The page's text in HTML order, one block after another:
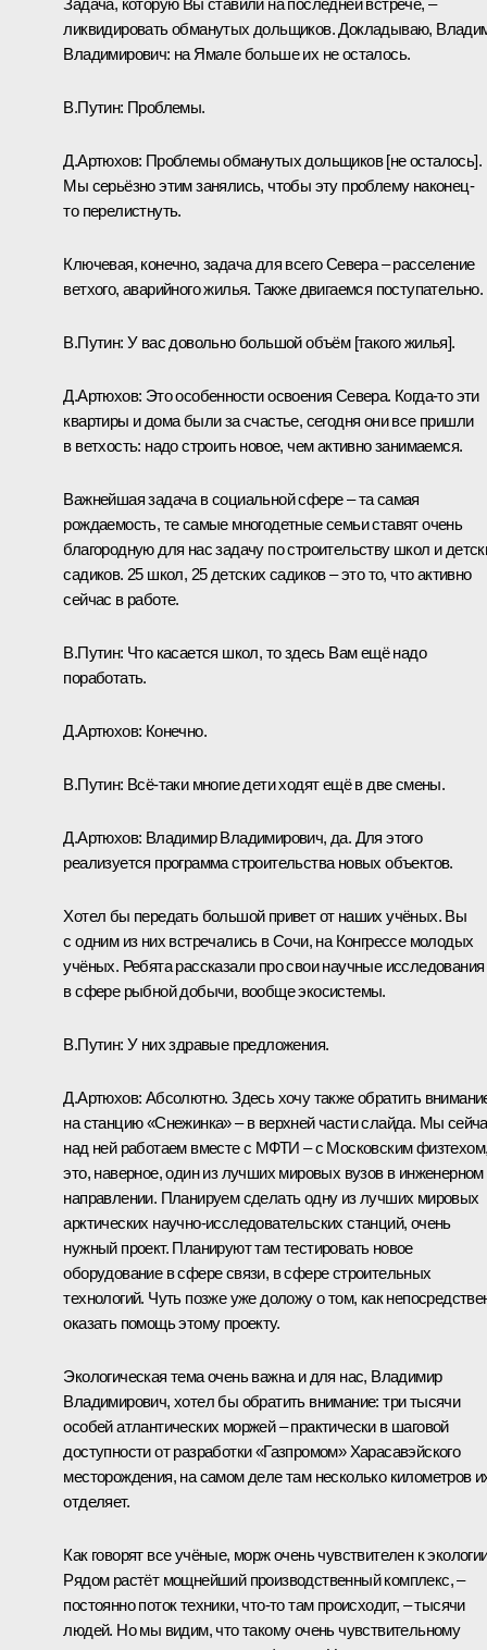
ликвидировать обманутых дольщиков. Докладываю,
Владимирович: на Ямале больше их не осталось.
В.Путин: Проблемы.
Д.Артюхов: Проблемы обманутых дольщиков [не осталось].
Мы серьёзно этим занялись, чтобы эту проблему наконец-
то перелистнуть.
Ключевая, конечно, задача для всего Севера – расселение
ветхого, аварийного жилья. Также двигаемся поступательно.
В.Путин: У вас довольно большой объём [такого жилья].
Д.Артюхов: Это особенности освоения Севера. Когда-то эти
квартиры и дома были за счастье, сегодня они все пришли
в ветхость: надо строить новое, чем активно занимаемся.
Важнейшая задача в социальной сфере – та самая
рождаемость, те самые многодетные семьи ставят очень
благородную для нас задачу по строительству школ и
садиков. 25 школ, 25 детских садиков – это то, что активно
сейчас в работе.
В.Путин: Что касается школ, то здесь Вам ещё надо
поработать.
Д.Артюхов: Конечно.
В.Путин: Всё-таки многие дети ходят ещё в две смены.
Д.Артюхов: Владимир Владимирович, да. Для этого
реализуется программа строительства новых объектов.
Хотел бы передать большой привет от наших учёных. Вы
с одним из них встречались в Сочи, на Конгрессе молодых
учёных. Ребята рассказали про свои научные исследования
в сфере рыбной добычи, вообще экосистемы.
В.Путин: У них здравые предложения.
Д.Артюхов: Абсолютно. Здесь хочу также обратить
на станцию «Снежинка» – в верхней части слайда. Мы
над ней работаем вместе с МФТИ – с Московским
это, наверное, один из лучших мировых вузов в инженерном
направлении. Планируем сделать одну из лучших мировых
арктических научно-исследовательских станций, очень
нужный проект. Планируют там тестировать новое
оборудование в сфере связи, в сфере строительных
технологий. Чуть позже уже доложу о том, как
оказать помощь этому проекту.
Экологическая тема очень важна и для нас, Владимир
Владимирович, хотел бы обратить внимание: три тысячи
особей атлантических моржей – практически в шаговой
доступности от разработки «Газпромом» Харасавэйского
месторождения, на самом деле там несколько километров
отделяет.
Как говорят все учёные, морж очень чувствителен к
Рядом растёт мощнейший производственный комплекс, –
постоянно поток техники, что-то там происходит, – тысячи
людей. Но мы видим, что такому очень чувствительному